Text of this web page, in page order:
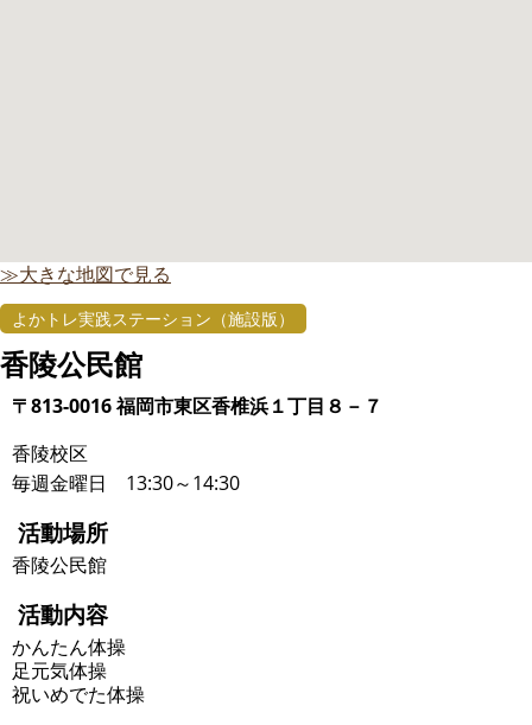
≫大きな地図で見る
よかトレ実践ステーション（施設版）
香陵公民館
〒813-0016 福岡市東区香椎浜１丁目８－７
香陵校区
毎週金曜日 13:30～14:30
活動場所
香陵公民館
活動内容
かんたん体操
足元気体操
祝いめでた体操